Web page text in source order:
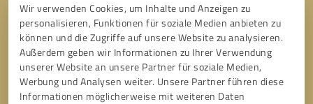
Wir verwenden Cookies, um Inhalte und Anzeigen zu
personalisieren, Funktionen für soziale Medien anbieten zu
können und die Zugriffe auf unsere Website zu analysieren.
Außerdem geben wir Informationen zu Ihrer Verwendung
unserer Website an unsere Partner für soziale Medien,
Werbung und Analysen weiter. Unsere Partner führen diese
Informationen möglicherweise mit weiteren Daten